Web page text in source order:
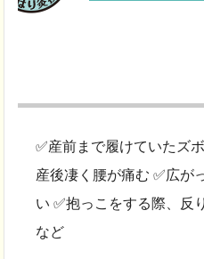
✅産前まで履けていたズ
産後凄く腰が痛む ✅広が
い ✅抱っこをする際、反
など